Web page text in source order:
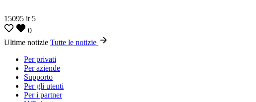
15095 it 5
0
Ultime notizie Tutte le notizie
Per privati
Per aziende
Supporto
Per gli utenti
Per i partner